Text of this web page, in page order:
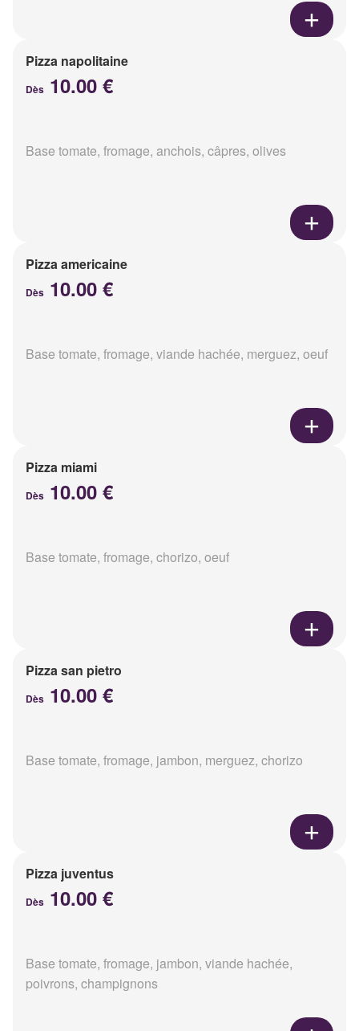
Pizza napolitaine
Dès 10.00 €
Base tomate, fromage, anchois, câpres, olives
Pizza americaine
Dès 10.00 €
Base tomate, fromage, viande hachée, merguez, oeuf
Pizza miami
Dès 10.00 €
Base tomate, fromage, chorizo, oeuf
Pizza san pietro
Dès 10.00 €
Base tomate, fromage, jambon, merguez, chorizo
Pizza juventus
Dès 10.00 €
Base tomate, fromage, jambon, viande hachée,
poivrons, champignons